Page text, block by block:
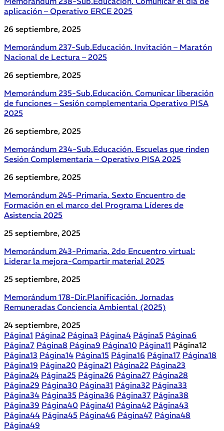
aplicación – Operativo ERCE 2025
26 septiembre, 2025
Memorándum 237-Sub.Educación. Invitación – Maratón
Nacional de Lectura – 2025
26 septiembre, 2025
Memorándum 235-Sub.Educación. Comunicar liberación
de funciones – Sesión complementaria Operativo PISA
2025
26 septiembre, 2025
Memorándum 234-Sub.Educación. Escuelas que rinden
Sesión Complementaria – Operativo PISA 2025
26 septiembre, 2025
Memorándum 245-Primaria. Sexto Encuentro de
Formación en el marco del Programa Líderes de
Asistencia 2025
25 septiembre, 2025
Memorándum 243-Primaria. 2do Encuentro virtual:
Liderar la mejora-Compartir material 2025
25 septiembre, 2025
Memorándum 178-Dir.Planificación. Jornadas
Remuneradas Conciencia Ambiental (2025)
24 septiembre, 2025
Página1 Página2 Página3 Página4 Página5 Página6
Página7 Página8 Página9 Página10 Página11 Página12
Página13 Página14 Página15 Página16 Página17 Página18
Página19 Página20 Página21 Página22 Página23
Página24 Página25 Página26 Página27 Página28
Página29 Página30 Página31 Página32 Página33
Página34 Página35 Página36 Página37 Página38
Página39 Página40 Página41 Página42 Página43
Página44 Página45 Página46 Página47 Página48
Página49